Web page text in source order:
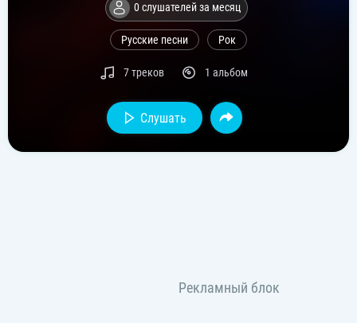
0 слушателей за месяц
Русские песни Рок
7 треков 1 альбом
Слушать